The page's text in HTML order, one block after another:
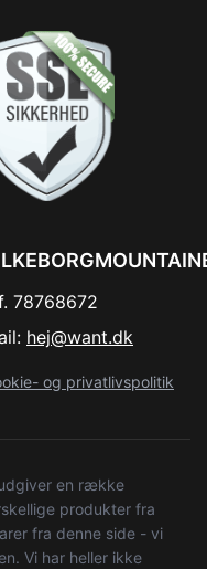
78768672
hej@want.dk
og privatlivspolitik
en række
produkter fra
fra denne side - vi
Vi har heller ikke